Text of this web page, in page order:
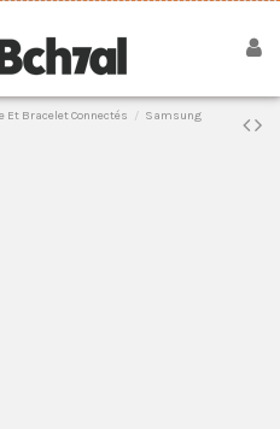
Et Bracelet Connectés
Samsung